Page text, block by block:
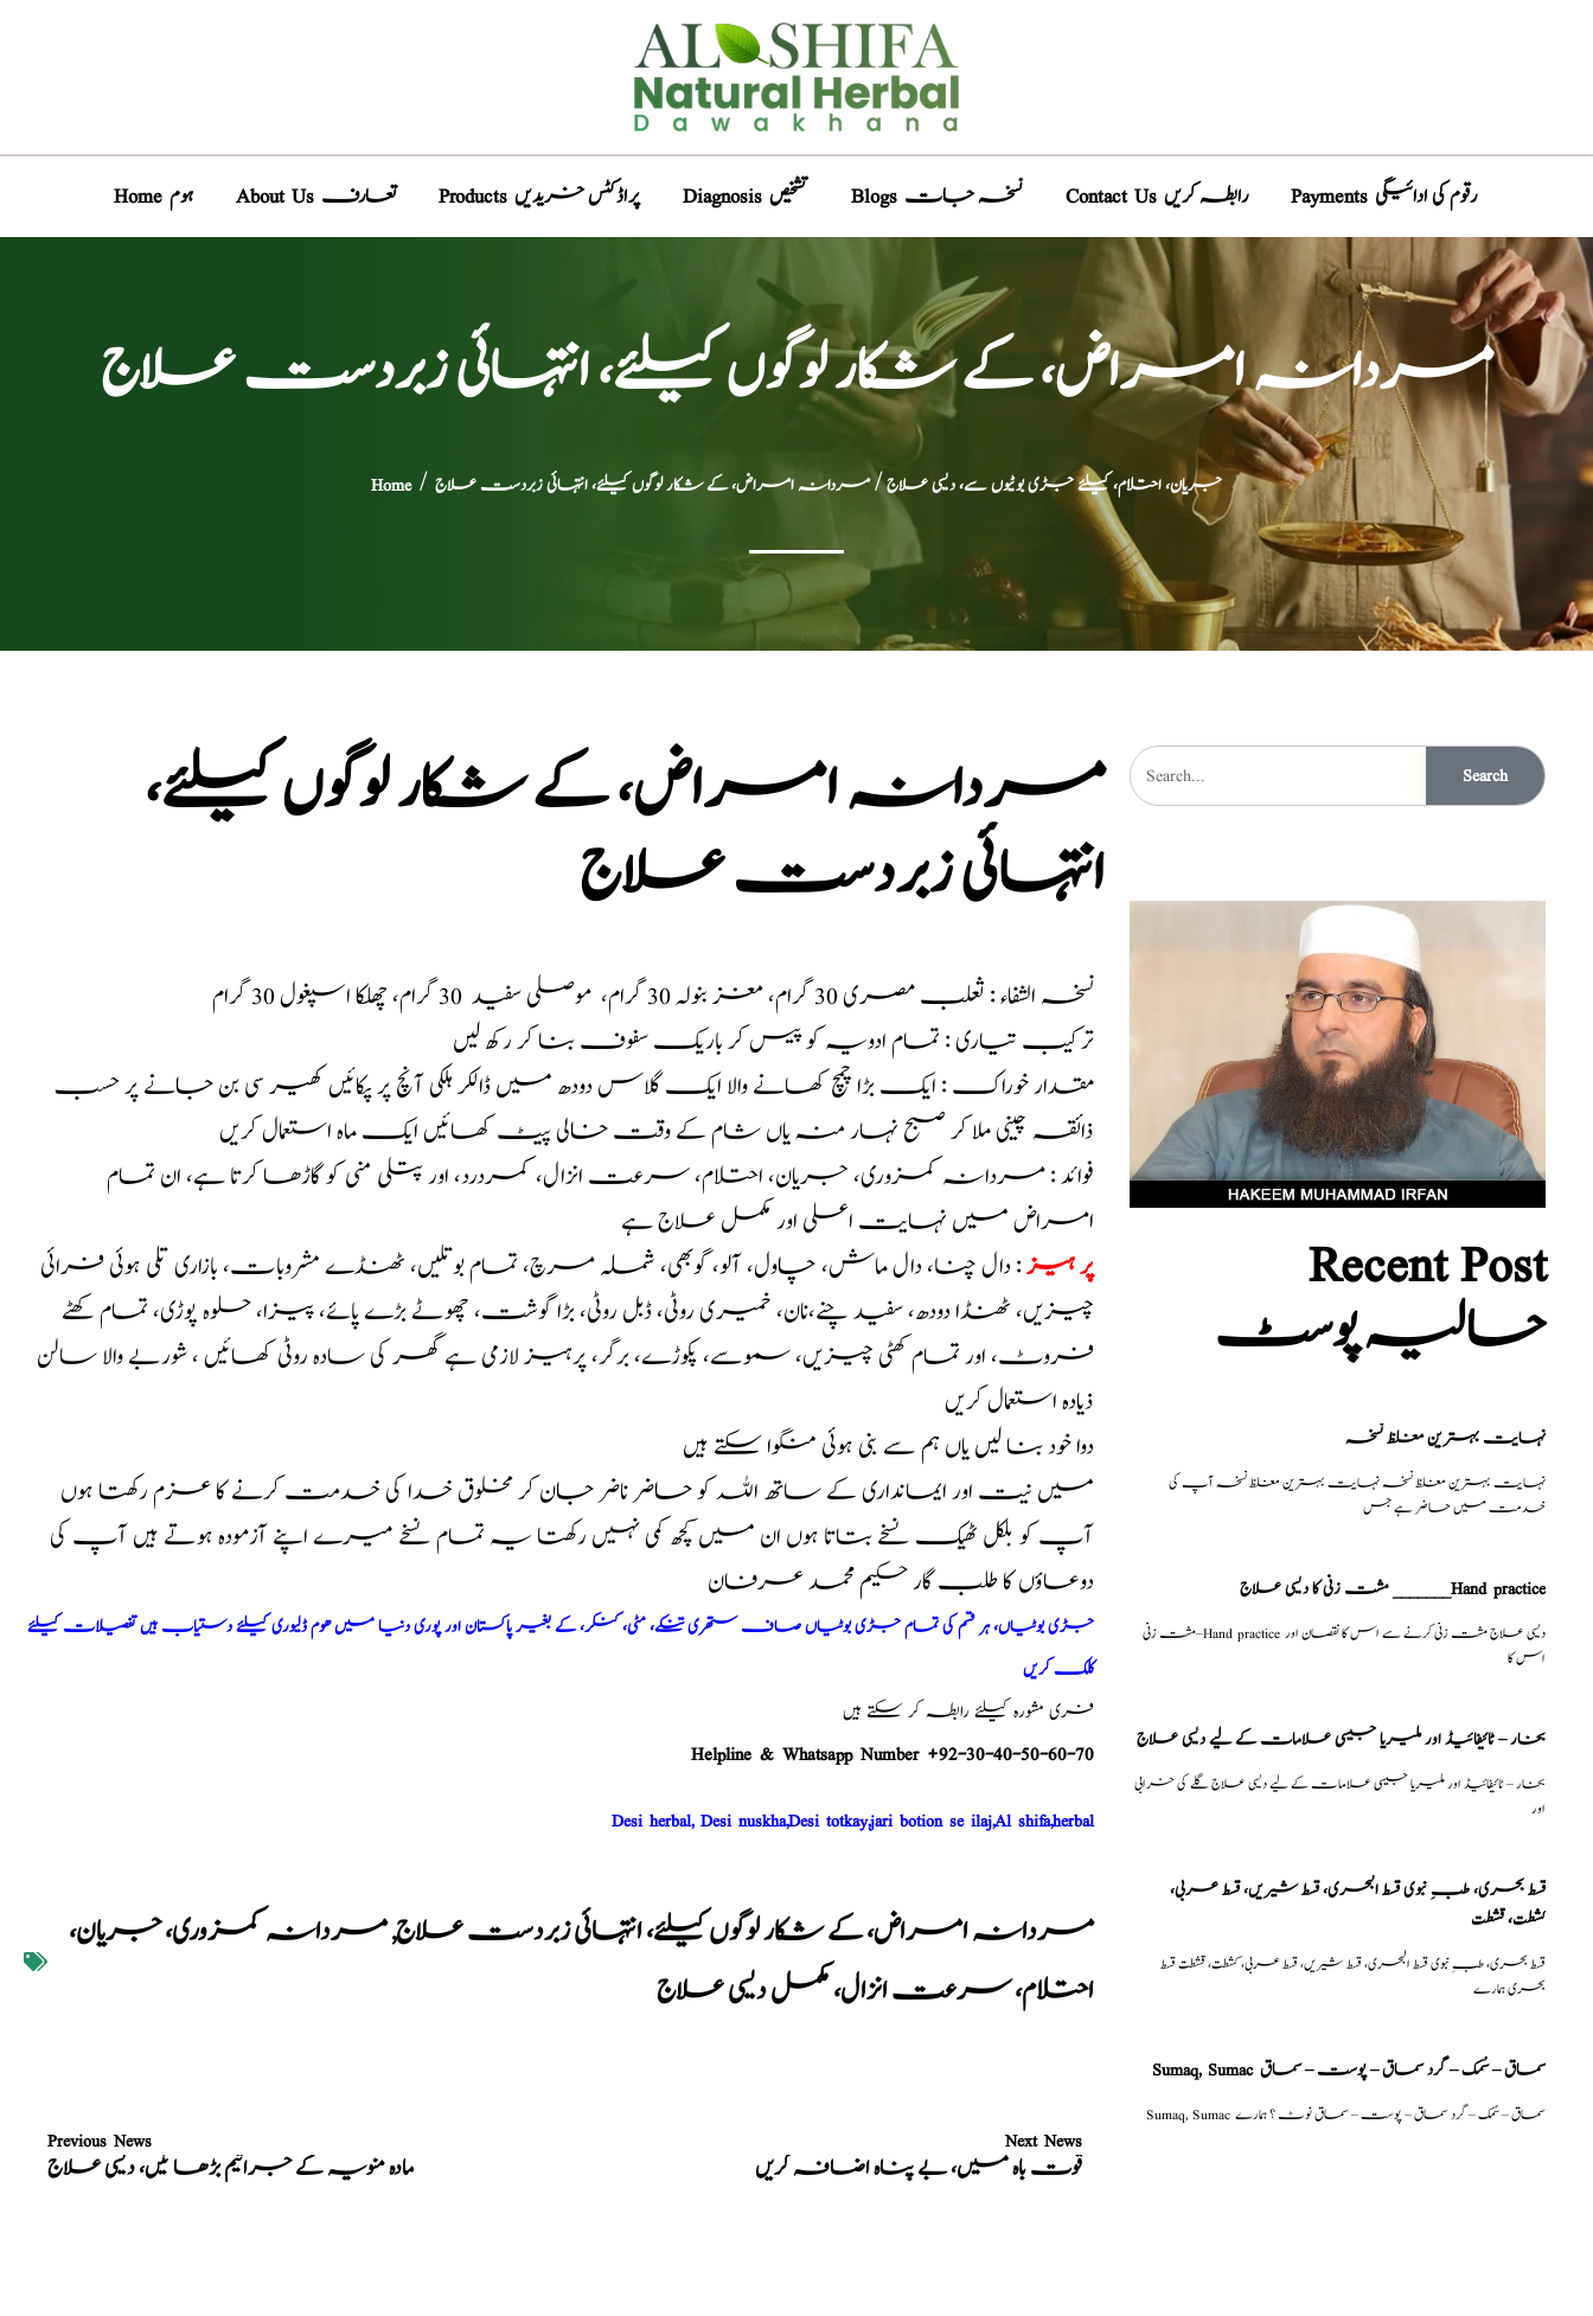
Home ہوم About Us تعارف Products پراڈکٹس خریدیں Diagnosis تشخیص Blogs نسخہ جات Contact Us رابطہ کریں Payments رقوم کی ادائیگی
مردانہ امراض، کے شکار لوگوں کیلئے، انتہائی زبردست علاج
Home/ جریان، احتلام، کیلئے جڑی بوٹیوں سے، دیسی علاج/ مردانہ امراض، کے شکار لوگوں کیلئے، انتہائی زبردست علاج
مردانہ امراض، کے شکار لوگوں کیلئے،
انتہائی زبردست علاج
نسخہ الشفاء : ثعلب مصری 30 گرام، مغز بنولہ 30 گرام، موصلی سفید 30 گرام، چھلکا اسپغول 30 گرام
ترکیب تیاری : تمام ادویہ کو پیس کر باریک سفوف بنا کر رکھ لیں
مقدار خوراک : ایک بڑا چمچ کھانے والا ایک گلاس دودھ میں ڈالکر ہلکی آنچ پر پکائیں کھیر سی بن جانے پر حسب
ذائقہ چینی ملا کر صبح نہار منہ یاں شام کے وقت خالی پیٹ کھائیں ایک ماہ استعمال کریں
فوائد : مردانہ کمزوری، جریان، احتلام، سرعت انزال، کمردرد، اور پتلی منی کو گاڑھا کرتا ہے، ان تمام
امراض میں نہایت اعلی اور مکمل علاج ہے
پر ہیز: دال چنا، دال ماش، چاول، آلو، گوبھی، شملہ مرچ، تمام بوتلیں، ٹھنڈے مشروبات، بازاری تلی ہوئی فرائی
چیزیں، ٹھنڈا دودھ، سفید چنے،نان، خمیری روٹی، ڈبل روٹی، بڑا گوشت، چھوٹے بڑے پائے، پیزا، حلوہ پوڑی، تمام کھٹے
فروٹ، اور تمام کھٹی چیزیں، سموسے، پکوڑے، برگر، پرہیز لازمی ہے گھر کی سادہ روٹی کھائیں ، شوربے والا سالن
ذیادہ استعمال کریں
دوا خود بنا لیں یاں ہم سے بنی ہوئی منگوا سکتے ہیں
میں نیت اور ایمانداری کے ساتھ اللہ کو حاضر ناضر جان کر مخلوق خدا کی خدمت کرنے کا عزم رکھتا ہوں
آپ کو بلکل ٹھیک نسخے بتاتا ہوں ان میں کچھ کمی نہیں رکھتا یہ تمام نسخے میرے اپنے آزمودہ ہوتے ہیں آپ کی
دوعاؤں کا طلب گار حکیم محمد عرفان
جڑی بوٹیاں، ہر قسم کی تمام جڑی بوٹیاں صاف ستھری تنکے، مٹی، کنکر، کے بغیر پاکستان اور پوری دنیا میں ھوم ڈلیوری کیلئے دستیاب ہیں تفصیلات کیلئے
کلک کریں
فری مشورہ کیلئے رابطہ کر سکتے ہیں
Helpline & Whatsapp Number +92-30-40-50-60-70
Desi herbal, Desi nuskha,Desi totkay,jari botion se ilaj,Al shifa,herbal
مردانہ امراض، کے شکار لوگوں کیلئے، انتہائی زبردست علاج,مردانہ کمزوری، جریان،
احتلام، سرعت انزال، مکمل دیسی علاج
Previous News
مادہ منویہ کے جراثیم بڑھا ئیں، دیسی علاج
Next News
قوت باہ میں، بے پناہ اضافہ کریں
Search
Recent Post
حالیہ پوسٹ
نہایت بہترین مغلظ نسخہ
نہایت بہترین مغلظ نسخہ نہایت بہترین مغلظ نسخہ آپ کی
خدمت میں حاضر ہے جس
مشت زنی کا دیسی علاج _______Hand practice
مشت زنی–Hand practice دیسی علاج مشت زنی کرنے سے اس کا نقصان اور
اس کا
بخار – ٹائیفائیڈ اور ملیریا جیسی علامات کے لیے دیسی علاج
بخار – ٹائیفائیڈ اور ملیریا جیسی علامات کے لیے دیسی علاج گلے کی خرابی
اور
قسط بحری، طبِ نبوی قسط البحری، قسط شیریں، قسط عربی،
كشطت، قشطت
بحری ہمارے
Sumaq, Sumac سماق – سُمک – گرد سماق – پوست – سماق
Sumaq, Sumac سماق – سُمک – گرد سماق – پوست – سماق نوٹ ؟ ہمارے